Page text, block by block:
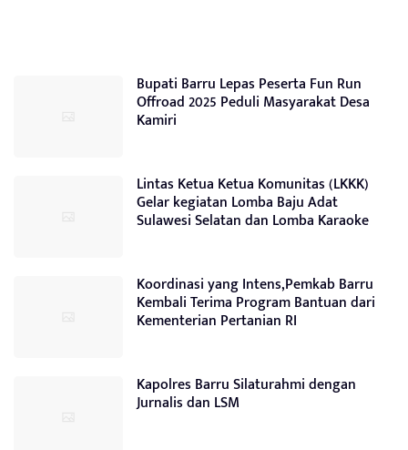
Bupati Barru Lepas Peserta Fun Run
Offroad 2025 Peduli Masyarakat Desa
Kamiri
Lintas Ketua Ketua Komunitas (LKKK)
Gelar kegiatan Lomba Baju Adat
Sulawesi Selatan dan Lomba Karaoke
Koordinasi yang Intens,Pemkab Barru
Kembali Terima Program Bantuan dari
Kementerian Pertanian RI
Kapolres Barru Silaturahmi dengan
Jurnalis dan LSM